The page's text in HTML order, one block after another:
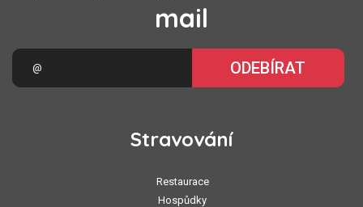
mail
ODEBÍRAT
Stravování
Restaurace
Hospůdky